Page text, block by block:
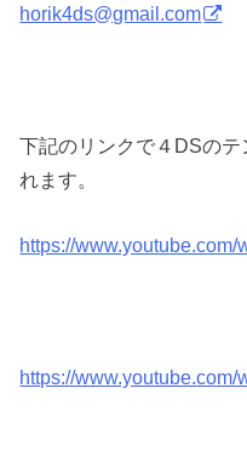
horik4ds@gmail.com
下記のリンクで４DSの
れます。
https://
https://